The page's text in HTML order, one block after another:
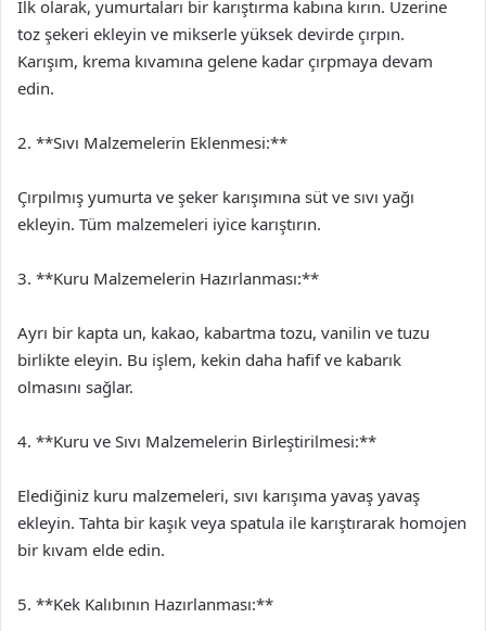
İlk olarak, yumurtaları bir karıştırma kabına kırın. Üzerine
toz şekeri ekleyin ve mikserle yüksek devirde çırpın.
Karışım, krema kıvamına gelene kadar çırpmaya devam
edin.
2. **Sıvı Malzemelerin Eklenmesi:**
Çırpılmış yumurta ve şeker karışımına süt ve sıvı yağı
ekleyin. Tüm malzemeleri iyice karıştırın.
3. **Kuru Malzemelerin Hazırlanması:**
Ayrı bir kapta un, kakao, kabartma tozu, vanilin ve tuzu
birlikte eleyin. Bu işlem, kekin daha hafif ve kabarık
olmasını sağlar.
4. **Kuru ve Sıvı Malzemelerin Birleştirilmesi:**
Elediğiniz kuru malzemeleri, sıvı karışıma yavaş yavaş
ekleyin. Tahta bir kaşık veya spatula ile karıştırarak homojen
bir kıvam elde edin.
5. **Kek Kalıbının Hazırlanması:**